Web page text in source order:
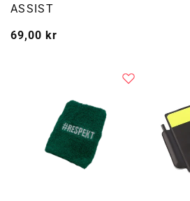
Selger:
ASSIST
Vanlig
69,00 kr